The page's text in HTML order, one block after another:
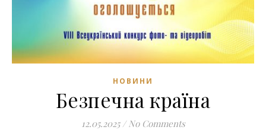
НОВИНИ
Безпечна країна
12.05.2025 / No Comments